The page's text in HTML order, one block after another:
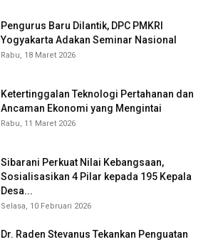
Pengurus Baru Dilantik, DPC PMKRI
Yogyakarta Adakan Seminar Nasional
Rabu, 18 Maret 2026
Ketertinggalan Teknologi Pertahanan dan
Ancaman Ekonomi yang Mengintai
Rabu, 11 Maret 2026
Sibarani Perkuat Nilai Kebangsaan,
Sosialisasikan 4 Pilar kepada 195 Kepala
Desa...
Selasa, 10 Februari 2026
Dr. Raden Stevanus Tekankan Penguatan